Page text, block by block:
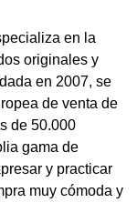
en la
originales y
en 2007, se
de venta de
de 50.000
gama de
y practicar
muy cómoda y